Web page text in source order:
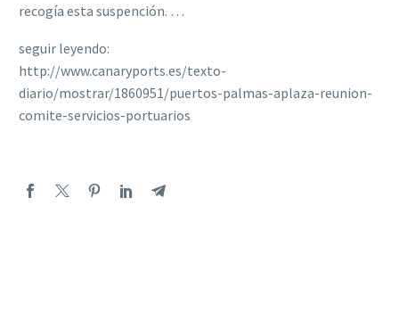
recogía esta suspención. …
seguir leyendo:
http://www.canaryports.es/texto-
diario/mostrar/1860951/puertos-palmas-aplaza-reunion-
comite-servicios-portuarios